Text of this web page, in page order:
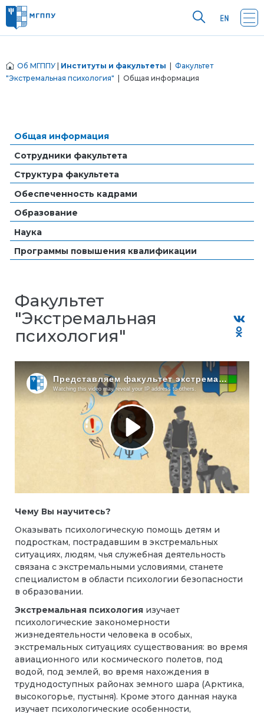
Об МГППУ Институты и факультеты
Факультет
"Экстремальная психология" | Общая информация
Общая информация
Сотрудники факультета
Структура факультета
Обеспеченность кадрами
Образование
Наука
Программы повышения квалификации
Факультет
"Экстремальная
психология"
Чему Вы научитесь?
Оказывать психологическую помощь детям и
подросткам, пострадавшим в экстремальных
ситуациях, людям, чья служебная деятельность
связана с экстремальными условиями, станете
специалистом в области психологии безопасности
в образовании.
Экстремальная психология изучает
психологические закономерности
жизнедеятельности человека в особых,
экстремальных ситуациях существования: во время
авиационного или космического полетов, под
водой, под землей, во время нахождения в
труднодоступных районах земного шара (Арктика,
высокогорье, пустыня). Кроме этого данная наука
изучает психологические особенности,